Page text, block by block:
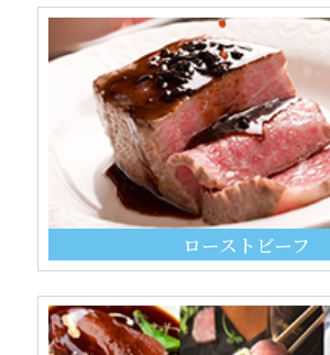
ローストビーフ